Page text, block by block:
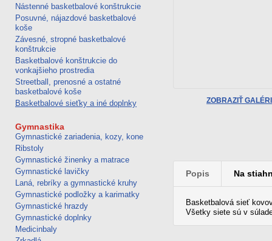
Nástenné basketbalové konštrukcie
Posuvné, nájazdové basketbalové
koše
Závesné, stropné basketbalové
konštrukcie
Basketbalové konštrukcie do
vonkajšieho prostredia
Streetball, prenosné a ostatné
basketbalové koše
Basketbalové sieťky a iné doplnky
Gymnastika
Gymnastické zariadenia, kozy, kone
Ribstoly
Gymnastické žinenky a matrace
Gymnastické lavičky
Laná, rebríky a gymnastické kruhy
Gymnastické podložky a karimatky
Gymnastické hrazdy
Gymnastické doplnky
Medicinbaly
ZOBRAZIŤ
Popis Na
Basketbalová sieť
Všetky siete sú v